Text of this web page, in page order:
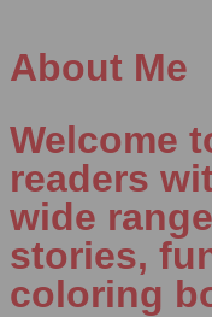
About Me
Welcome
readers
wide
stories,
coloring